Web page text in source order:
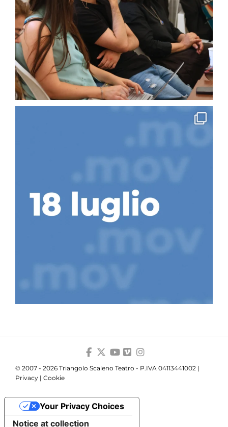
© 2007 - 2026 Triangolo Scaleno Teatro - P.IVA 04113441002 |
Privacy | Cookie
Notice at collection
Your Privacy Choices